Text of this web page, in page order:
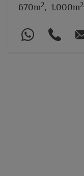
670m2, 1.000m2